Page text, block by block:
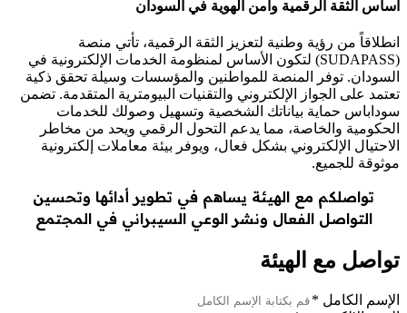
الثقة الرقمية وأمن الهوية في السودان
من رؤية وطنية لتعزيز الثقة الرقمية، تأتي منصة
(SUDAPASS) لتكون الأساس لمنظومة الخدمات الإلكترونية في
توفر المنصة للمواطنين والمؤسسات وسيلة تحقق ذكية
على الجواز الإلكتروني والتقنيات البيومترية المتقدمة. تضمن
حماية بياناتك الشخصية وتسهيل وصولك للخدمات
والخاصة، مما يدعم التحول الرقمي ويحد من مخاطر
الإلكتروني بشكل فعال، ويوفر بيئة معاملات إلكترونية
للجميع.
تواصلكم مع الهيئة يساهم في تطوير أدائها وتحسين
التواصل الفعال ونشر الوعي السيبراني في المجتمع
مع الهيئة
الكامل *